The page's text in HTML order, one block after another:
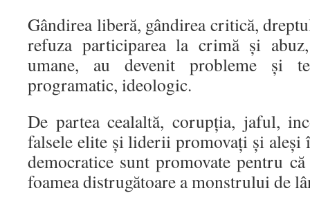
Gândirea liberă, gândirea critică,
refuza participarea la crimă și
umane, au devenit probleme și
programatic, ideologic.
De partea cealaltă, corupția, jaful,
falsele elite și liderii promovați și
democratice sunt promovate pentru
foamea distrugătoare a monstrului de